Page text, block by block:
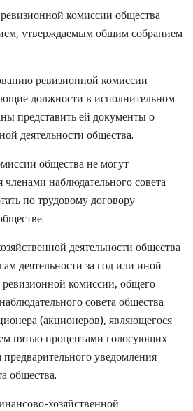
комиссии общества
утверждаемым общим собранием
ревизионной комиссии
должности в исполнительном
представить ей документы о
деятельности общества.
общества не могут
членами наблюдательного совета
по трудовому договору
деятельности общества
деятельности за год или иной
комиссии, общего
совета общества
(акционеров), являющегося
пятью процентами голосующих
уведомления
общества.
хозяйственной